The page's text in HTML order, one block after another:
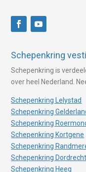
Schepenkring
Schepenkring is
over heel Nederland.
Schepenkring Lelystad
Schepenkring
Schepenkring
Schepenkring Kortgene
Schepenkring
Schepenkring Dordrecht
Schepenkring Heeg